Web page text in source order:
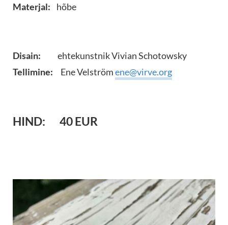
Materjal: hõbe
Disain: ehtekunstnik Vivian Schotowsky
Tellimine: Ene Velströmene@virve.org
HIND: 40 EUR